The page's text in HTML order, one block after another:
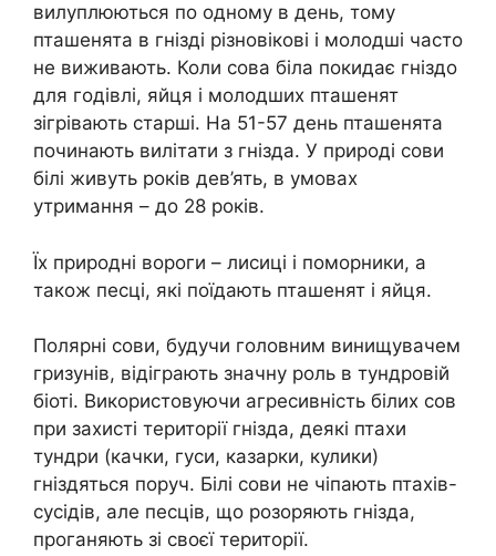
вилуплюються по одному в день, тому
пташенята в гнізді різновікові і молодші часто
не виживають. Коли сова біла покидає гніздо
для годівлі, яйця і молодших пташенят
зігрівають старші. На 51-57 день пташенята
починають вилітати з гнізда. У природі сови
білі живуть років дев’ять, в умовах
утримання – до 28 років.
Їх природні вороги – лисиці і поморники, а
також песці, які поїдають пташенят і яйця.
Полярні сови, будучи головним винищувачем
гризунів, відіграють значну роль в тундровій
біоті. Використовуючи агресивність білих сов
при захисті території гнізда, деякі птахи
тундри (качки, гуси, казарки, кулики)
гніздяться поруч. Білі сови не чіпають птахів-
сусідів, але песців, що розоряють гнізда,
проганяють зі своєї території.